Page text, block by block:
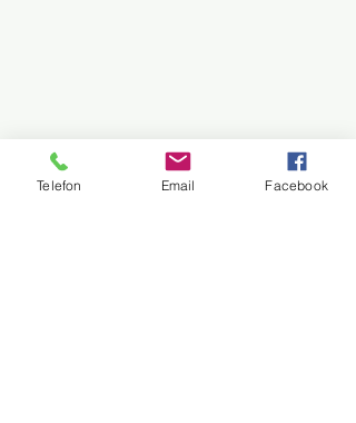
Telefon Email Facebook